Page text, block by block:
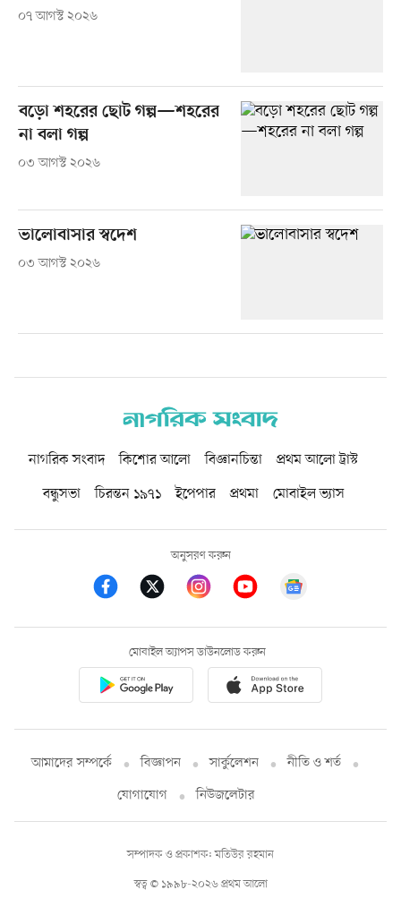
০৭ আগস্ট ২০২৬
বড়ো শহরের ছোট গল্প—শহরের
না বলা গল্প
০৩ আগস্ট ২০২৬
ভালোবাসার স্বদেশ
০৩ আগস্ট ২০২৬
নাগরিক সংবাদ কিশোর আলো বিজ্ঞানচিন্তা
প্রথম আলো ট্রাস্ট
বন্ধুসভা
চিরন্তন ১৯৭১ ইপেপার প্রথমা মোবাইল ভ্যাস
অনুসরণ করুন
মোবাইল অ্যাপস ডাউনলোড করুন
আমাদের সম্পর্কে বিজ্ঞাপন সার্কুলেশন
নীতি ও শর্ত
যোগাযোগ
নিউজলেটার
স্বত্ব © ১৯৯৮-২০২৬ প্রথম আলো
সম্পাদক ও প্রকাশক: মতিউর রহমান